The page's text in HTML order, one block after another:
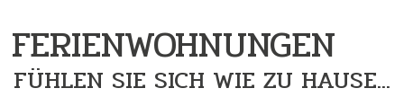
FERIENWOHNUNGEN
FÜHLEN SIE SICH WIE ZU HAUSE...